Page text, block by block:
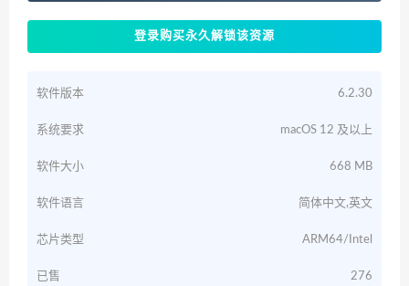
登录购买永久解锁该资源
软件版本 6.2.30
系统要求 macOS 12 及以上
软件大小 668 MB
软件语言 简体中文,英文
芯片类型 ARM64/Intel
已售 276